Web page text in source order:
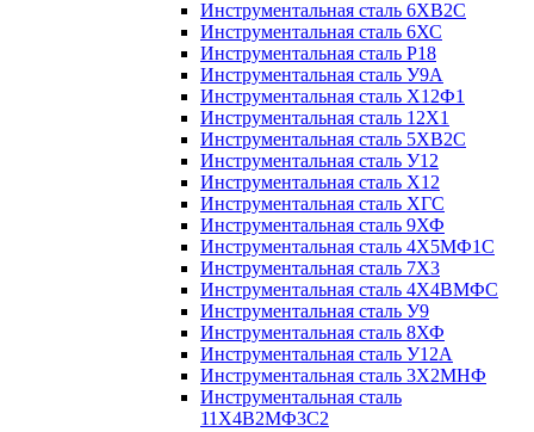
Инструментальная сталь 6ХВ2С
Инструментальная сталь 6ХС
Инструментальная сталь Р18
Инструментальная сталь У9А
Инструментальная сталь Х12Ф1
Инструментальная сталь 12Х1
Инструментальная сталь 5ХВ2С
Инструментальная сталь У12
Инструментальная сталь Х12
Инструментальная сталь ХГС
Инструментальная сталь 9ХФ
Инструментальная сталь 4Х5МФ1С
Инструментальная сталь 7Х3
Инструментальная сталь 4Х4ВМФС
Инструментальная сталь У9
Инструментальная сталь 8ХФ
Инструментальная сталь У12А
Инструментальная сталь 3Х2МНФ
Инструментальная сталь
11Х4В2МФ3С2